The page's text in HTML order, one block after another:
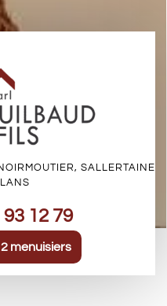
SALLERTAINE
93 12 79
menuisiers